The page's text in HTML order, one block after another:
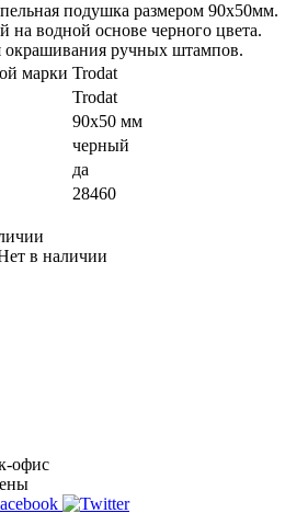
подушка размером 90х50мм.
на водной основе черного цвета.
окрашивания ручных штампов.
марки Trodat
Trodat
90х50 мм
черный
да
28460
в наличии
офис